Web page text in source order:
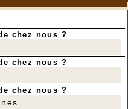
chez nous ?
chez nous ?
chez nous ?